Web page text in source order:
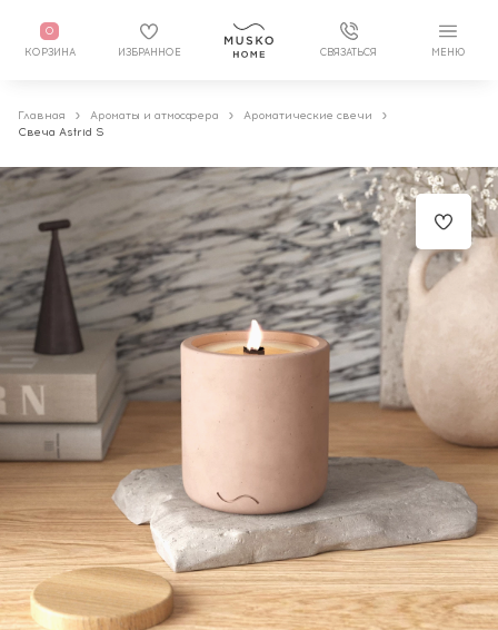
0
КОРЗИНА ИЗБРАННОЕ СВЯЗАТЬСЯ МЕНЮ
Главная Ароматы и атмосфера
Ароматические свечи
Свеча Astrid S